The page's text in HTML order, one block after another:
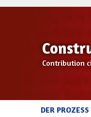
Contribution
DER PROZESS